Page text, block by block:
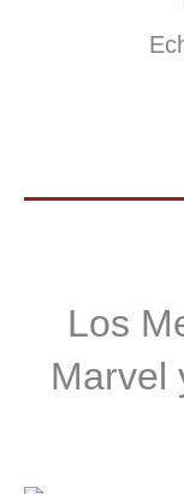
Los
Marvel